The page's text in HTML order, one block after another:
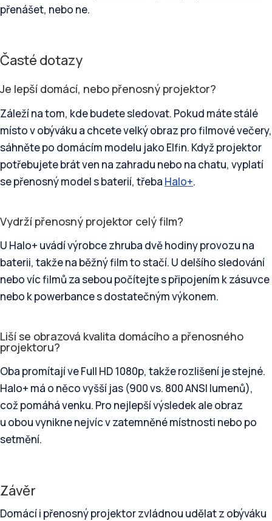
přenášet, nebo ne.
Časté dotazy
Je lepší domácí, nebo přenosný projektor?
Záleží na tom, kde budete sledovat. Pokud máte stálé
místo v obýváku a chcete velký obraz pro filmové večery,
sáhněte po domácím modelu jako Elfin. Když projektor
potřebujete brát ven na zahradu nebo na chatu, vyplatí
se přenosný model s baterií, třeba Halo+.
Vydrží přenosný projektor celý film?
U Halo+ uvádí výrobce zhruba dvě hodiny provozu na
baterii, takže na běžný film to stačí. U delšího sledování
nebo víc filmů za sebou počítejte s připojením k zásuvce
nebo k powerbance s dostatečným výkonem.
Liší se obrazová kvalita domácího a přenosného
projektoru?
Oba promítají ve Full HD 1080p, takže rozlišení je stejné.
Halo+ má o něco vyšší jas (900 vs. 800 ANSI lumenů),
což pomáhá venku. Pro nejlepší výsledek ale obraz
u obou vynikne nejvíc v zatemněné místnosti nebo po
setmění.
Závěr
Domácí i přenosný projektor zvládnou udělat z obýváku